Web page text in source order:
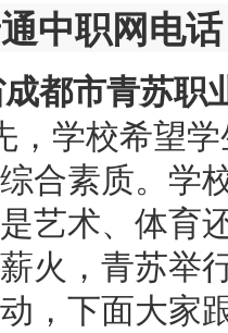
中职网电
都市青苏职
，学校希望
合素质。学
艺术、体育
火，青苏举
，下面大家